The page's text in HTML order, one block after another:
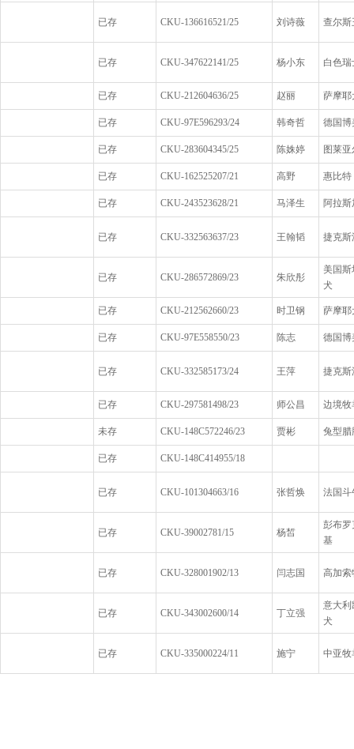
已存 CKU-136616521/25 刘诗薇 查尔斯
已存 CKU-347622141/25 杨小东 白色
已存 CKU-212604636/25 赵丽 萨摩耶
已存 CKU-97E596293/24 韩奇哲 德国博
已存 CKU-283604345/25 陈姝婷 图莱
已存 CKU-162525207/21 高野 惠比特
已存 CKU-243523628/21 马泽生 阿拉
已存 CKU-332563637/23 王翰韬 捷克斯
已存 CKU-286572869/23 朱欣彤
美国斯
犬
已存 CKU-212562660/23 时卫钢 萨摩耶
已存 CKU-97E558550/23 陈志 德国博
已存 CKU-332585173/24 王萍 捷克斯
已存 CKU-297581498/23 师公昌 边境牧
未存 CKU-148C572246/23 贾彬 兔型腊
已存 CKU-148C414955/18
已存 CKU-101304663/16 张哲焕 法国斗
已存 CKU-39002781/15 杨皙
彭布罗
基
已存 CKU-328001902/13 闫志国 高加索
已存 CKU-343002600/14 丁立强
意大利
犬
已存 CKU-335000224/11 施宁 中亚牧